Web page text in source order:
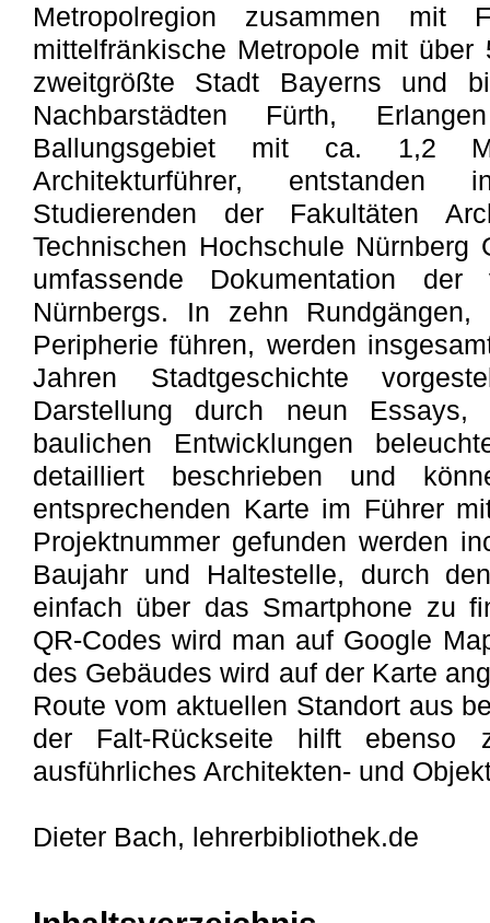
Metropolregion zusammen mit
mittelfränkische Metropole mit
zweitgrößte Stadt Bayerns und
Nachbarstädten Fürth,
Ballungsgebiet mit ca. 1,2
Architekturführer, entstanden
Studierenden der Fakultäten
Technischen Hochschule
umfassende Dokumentation der
Nürnbergs. In zehn
Peripherie führen, werden
Jahren Stadtgeschichte
Darstellung durch neun
baulichen Entwicklungen
detailliert beschrieben und
entsprechenden Karte im Führer
Projektnummer gefunden werden
Baujahr und Haltestelle, durch
einfach über das Smartphone zu
QR-Codes wird man auf Google
des Gebäudes wird auf der Karte
Route vom aktuellen Standort aus
der Falt-Rückseite hilft ebenso
ausführliches Architekten- und
Dieter Bach, lehrerbibliothek.de